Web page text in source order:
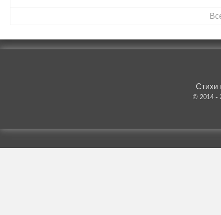
Стихи
© 2014 -